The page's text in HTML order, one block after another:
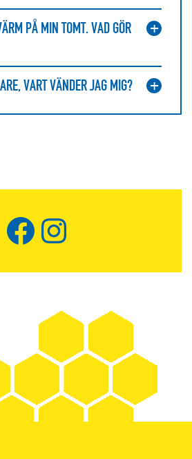
PÅ MIN TOMT. VAD GÖR
VART VÄNDER JAG MIG?
Facebook
Instagram